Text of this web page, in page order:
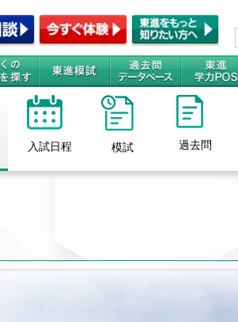
入試日程 模試 過去問